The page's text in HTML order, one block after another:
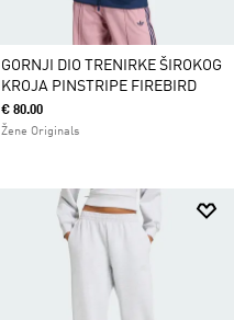
GORNJI DIO TRENIRKE ŠIROKOG
KROJA PINSTRIPE FIREBIRD
€ 80.00
Žene Originals